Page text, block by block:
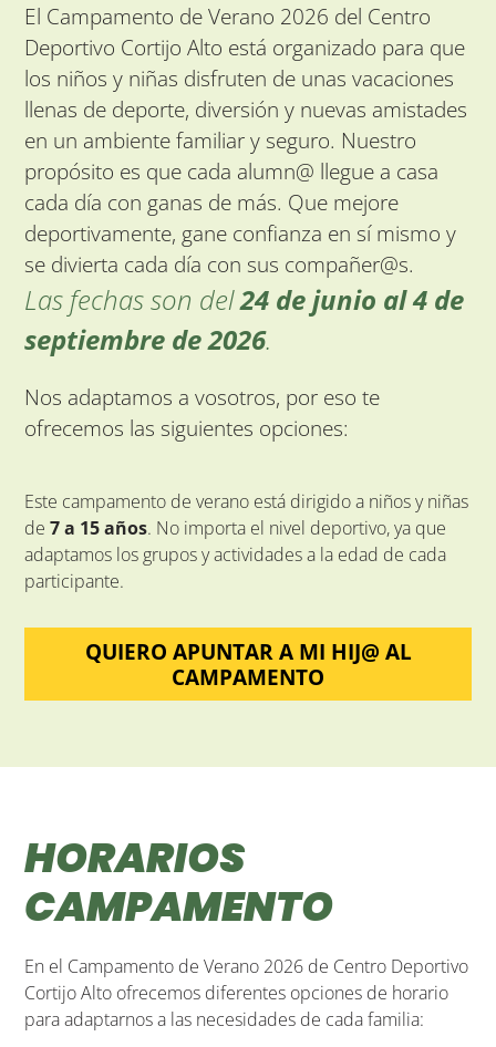
El Campamento de Verano 2026 del Centro
Deportivo Cortijo Alto está organizado para que
los niños y niñas disfruten de unas vacaciones
llenas de deporte, diversión y nuevas amistades
en un ambiente familiar y seguro. Nuestro
propósito es que cada alumn@ llegue a casa
cada día con ganas de más. Que mejore
deportivamente, gane confianza en sí mismo y
se divierta cada día con sus compañer@s.
Las fechas son del24 de junio al 4 de
septiembre de 2026.
Nos adaptamos a vosotros, por eso te
ofrecemos las siguientes opciones:
Este campamento de verano está dirigido a niños y niñas
de7 a 15 años. No importa el nivel deportivo, ya que
adaptamos los grupos y actividades a la edad de cada
participante.
QUIERO APUNTAR A MI HIJ@ AL
CAMPAMENTO
HORARIOS
CAMPAMENTO
En el Campamento de Verano 2026 de Centro Deportivo
Cortijo Alto ofrecemos diferentes opciones de horario
para adaptarnos a las necesidades de cada familia: